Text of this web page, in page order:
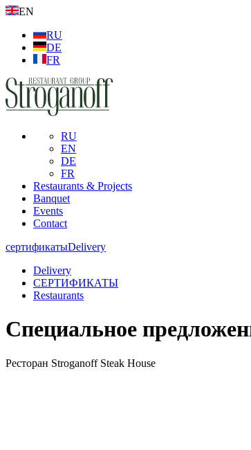
EN
RU
DE
FR
RU
EN
DE
FR
Restaurants & Projects
Banquet
Events
Contact
сертификатыDelivery
Delivery
СЕРТИФИКАТЫ
Restaurants
Специальное
Ресторан Stroganoff Steak House